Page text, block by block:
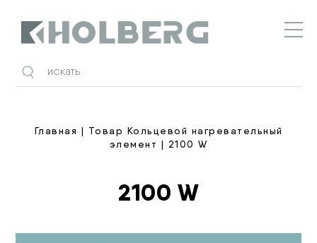
Главная | Товар Кольцевой нагревательный
элемент | 2100 W
2100 W